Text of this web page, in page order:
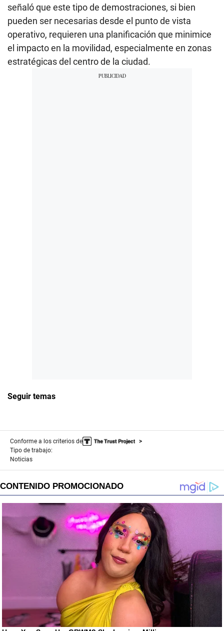
señaló que este tipo de demostraciones, si bien
pueden ser necesarias desde el punto de vista
operativo, requieren una planificación que minimice
el impacto en la movilidad, especialmente en zonas
estratégicas del centro de la ciudad.
Seguir temas
Conforme a los criterios de
Tipo de trabajo:
Noticias